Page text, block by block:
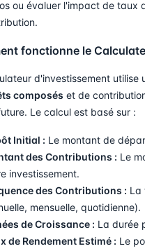
ou évaluer l'impact de taux
fonctionne le
d'investissement utilise
composés et de
Le calcul est basé sur :
Initial : Le montant de
des Contributions : Le
investissement.
des Contributions : La
mensuelle, quotidienne).
de Croissance : La durée
de Rendement Estimé : Le